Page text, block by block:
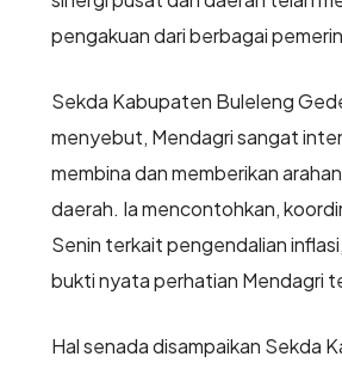
pengakuan dari berbagai
Sekda Kabupaten Buleleng
menyebut, Mendagri sangat
membina dan memberikan
daerah. Ia mencontohkan,
Senin terkait pengendalian
bukti nyata perhatian Mendagri
Hal senada disampaikan Sekda